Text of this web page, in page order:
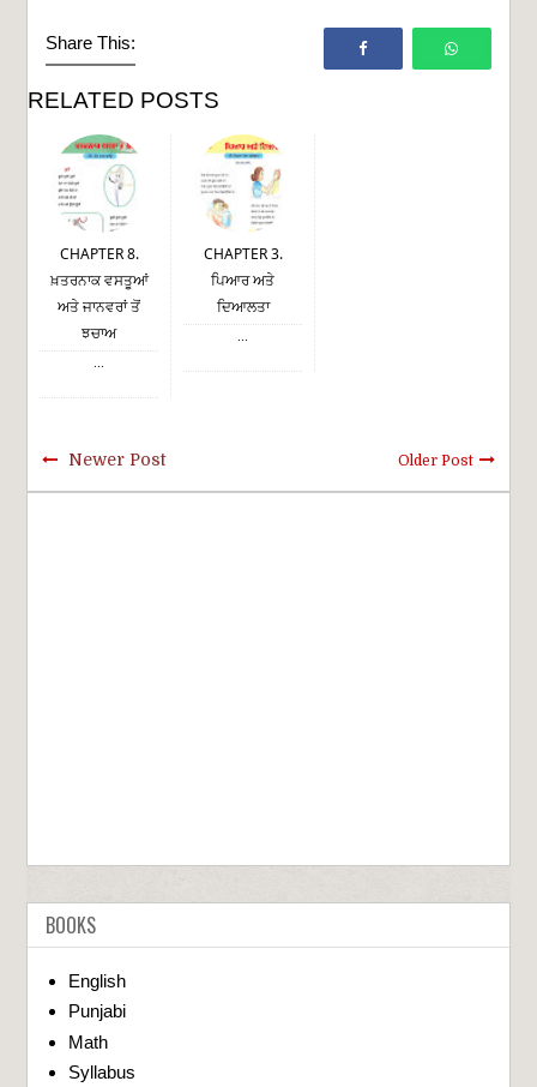
Share This:
RELATED POSTS
CHAPTER 8.
ਖ਼ਤਰਨਾਕ ਵਸਤੂਆਂ
ਅਤੇ ਜਾਨਵਰਾਂ ਤੋਂ
ਝਚਾਅ
CHAPTER 3.
ਪਿਆਰ ਅਤੇ
ਦਿਆਲਤਾ
Newer Post Older Post
BOOKS
English
Punjabi
Math
Syllabus